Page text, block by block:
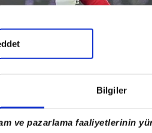
Bilgiler
ve pazarlama faaliyetlerinin
altyapısında yetişti
MERKEZİNDE
Stoilov'un 23 yaşındaki